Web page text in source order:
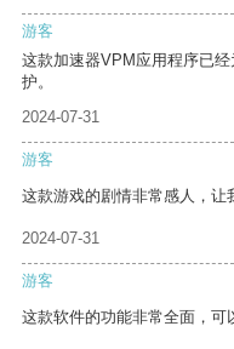
游客
这款加速器VPM应用程序已
护。
2024-07-31
游客
这款游戏的剧情非常感人，让
2024-07-31
游客
这款软件的功能非常全面，可